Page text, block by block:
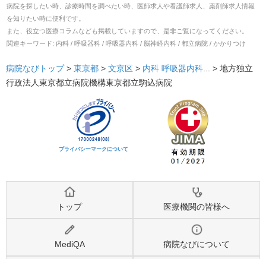
病院を探したい時、診療時間を調べたい時、医師求人や看護師求人、薬剤師求人情報
を知りたい時に便利です。
また、役立つ医療コラムなども掲載していますので、是非ご覧になってください。
関連キーワード: 内科 / 呼吸器科 / 呼吸器内科 / 脳神経内科 / 都立病院 / かかりつけ
病院なびトップ > 東京都 > 文京区 > 内科 呼吸器内科... > 地方独立
行政法人東京都立病院機構東京都立駒込病院
プライバシーマークについて
トップ 医療機関の皆様へ
MediQA 病院なびについて